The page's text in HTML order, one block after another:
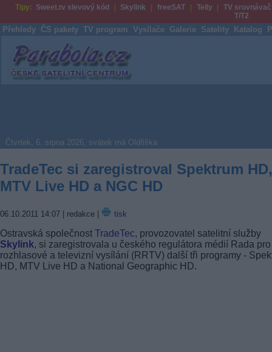
Tipy: Sweet.tv slevový kód Skylink freeSAT Telly
TV srovnávač
T/T2
Přehledy ČS pakety TV program Vysílače Galerie Satelity Katalog
Parabola.cz
Čtvrtek, 6. srpna 2026, svátek má Oldřiška
TradeTec si zaregistroval Spektrum HD,
MTV Live HD a NGC HD
06.10.2011 14:07 | redakce | tisk
Ostravská společnost TradeTec, provozovatel satelitní služby
Skylink, si zaregistrovala u českého regulátora médií Rada pro
rozhlasové a televizní vysílání (RRTV) další tři programy -
HD, MTV Live HD a National Geographic HD.